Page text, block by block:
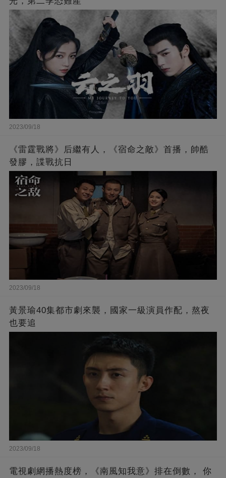
2023/09/18
《雷霆戰將》后繼有人，《宿命之敵》首播，帥酷
發膠，諜戰抗日
2023/09/18
黃景瑜40集都市劇來襲，國家一級演員作配，熬夜
也要追
2023/09/18
電視劇網播熱度榜，《南風知我意》排在倒數， 你